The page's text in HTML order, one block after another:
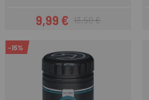
Preu
9,99 €Preu regular
13,50 €
-15%